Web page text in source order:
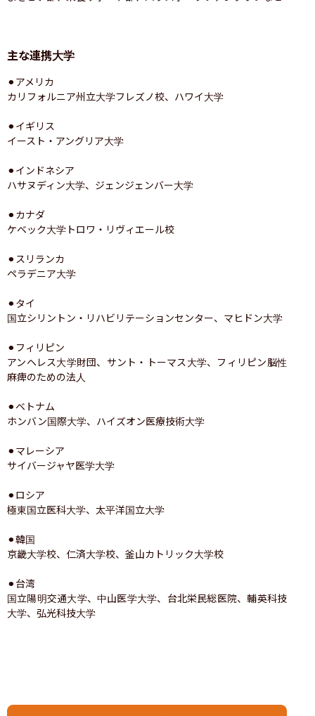
主な連携大学
⚫︎アメリカ
カリフォルニア州立大学フレズノ校、ハワイ大学
⚫︎イギリス
イースト・アングリア大学
⚫︎インドネシア
ハサヌディン大学、ジェンジェンバー大学
⚫︎カナダ
ケベック大学トロワ・リヴィエール校
⚫︎スリランカ
ペラデニア大学
⚫︎タイ
国立シリントン・リハビリテーションセンター、マヒドン大学
⚫︎フィリピン
アンヘレス大学財団、サント・トーマス大学、フィリピン脳性
麻痺のための法人
⚫︎ベトナム
ホンバン国際大学、ハイズオン医療技術大学
⚫︎マレーシア
サイバージャヤ医学大学
⚫︎ロシア
極東国立医科大学、太平洋国立大学
⚫︎韓国
京畿大学校、仁済大学校、釜山カトリック大学校
⚫︎台湾
国立陽明交通大学、中山医学大学、台北栄民総医院、輔英科技
大学、弘光科技大学